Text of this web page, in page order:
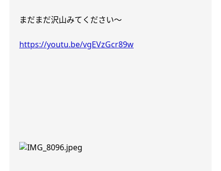
まだまだ沢山みてください〜
https://youtu.be/vgEVzGcr89w